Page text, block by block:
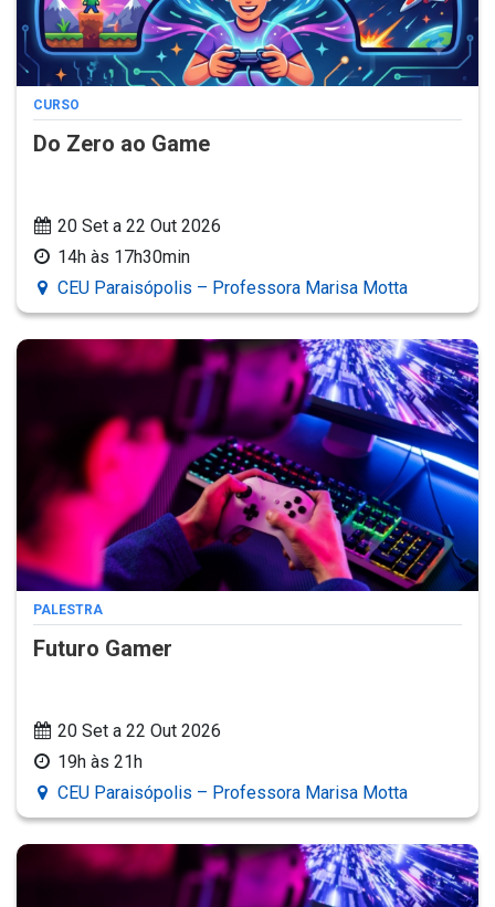
CURSO
Do Zero ao Game
20 Set a 22 Out 2026
14h às 17h30min
CEU Paraisópolis – Professora Marisa Motta
PALESTRA
Futuro Gamer
20 Set a 22 Out 2026
19h às 21h
CEU Paraisópolis – Professora Marisa Motta